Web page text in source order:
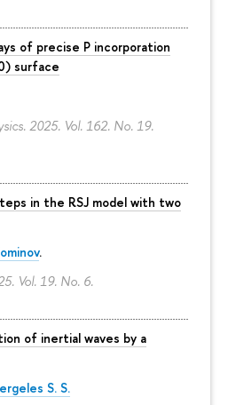
of precise P incorporation
surface
2025. Vol. 162. No. 19.
in the RSJ model with two
.
Vol. 19. No. 6.
of inertial waves by a
S. S.